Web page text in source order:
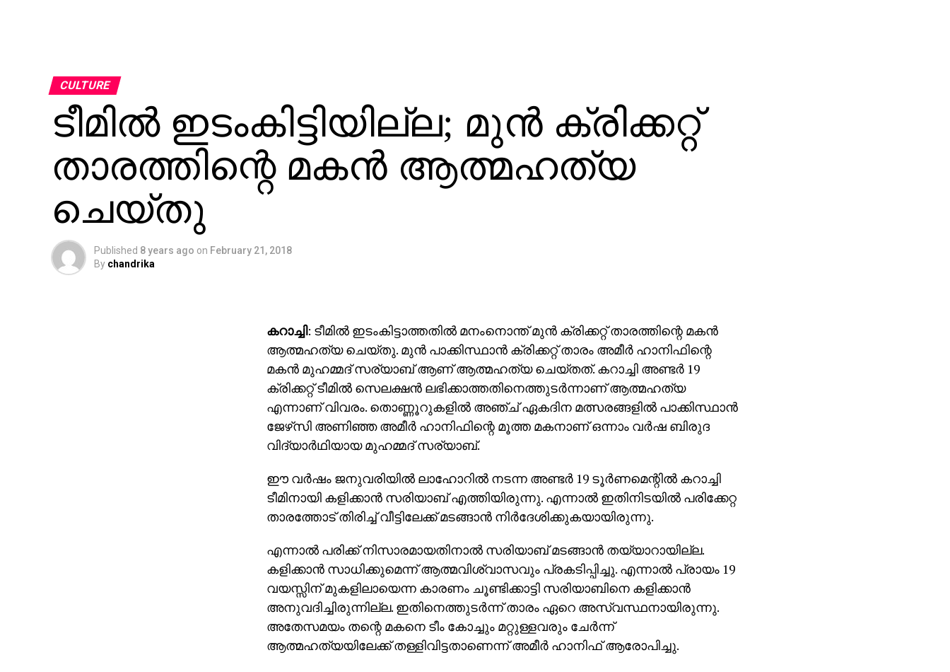
CULTURE
ടീമില്‍ ഇടംകിട്ടിയില്ല; മുന്‍ ക്രിക്കറ്റ്
താരത്തിന്റെ മകന്‍ ആത്മഹത്യ
ചെയ്തു
Published 8 years ago on February 21, 2018
By chandrika
കറാച്ചി: ടീമില്‍ ഇടംകിട്ടാത്തതില്‍ മനംനൊന്ത് മുന്‍ ക്രിക്കറ്റ് താരത്തിന്റെ മകന്‍
ആത്മഹത്യ ചെയ്തു. മുന്‍ പാക്കിസ്ഥാന്‍ ക്രിക്കറ്റ് താരം അമീര്‍ ഹാനിഫിന്റെ
മകന്‍ മുഹമ്മദ് സര്യാബ് ആണ് ആത്മഹത്യ ചെയ്തത്. കറാച്ചി അണ്ടര്‍ 19
ക്രിക്കറ്റ് ടീമില്‍ സെലക്ഷന്‍ ലഭിക്കാത്തതിനെത്തുടര്‍ന്നാണ് ആത്മഹത്യ
എന്നാണ് വിവരം. തൊണ്ണൂറുകളില്‍ അഞ്ച് ഏകദിന മത്സരങ്ങളില്‍ പാക്കിസ്ഥാന്‍
ജേഴ്‌സി അണിഞ്ഞ അമീര്‍ ഹാനിഫിന്റെ മൂത്ത മകനാണ് ഒന്നാം വര്‍ഷ ബിരുദ
വിദ്യാര്‍ഥിയായ മുഹമ്മദ് സര്യാബ്.
ഈ വര്‍ഷം ജനുവരിയില്‍ ലാഹോറില്‍ നടന്ന അണ്ടര്‍ 19 ടൂര്‍ണമെന്റില്‍ കറാച്ചി
ടീമിനായി കളിക്കാന്‍ സരിയാബ് എത്തിയിരുന്നു. എന്നാല്‍ ഇതിനിടയില്‍ പരിക്കേറ്റ
താരത്തോട് തിരിച്ച് വീട്ടിലേക്ക് മടങ്ങാന്‍ നിര്‍ദേശിക്കുകയായിരുന്നു.
എന്നാല്‍ പരിക്ക് നിസാരമായതിനാല്‍ സരിയാബ് മടങ്ങാന്‍ തയ്യാറായില്ല.
കളിക്കാന്‍ സാധിക്കുമെന്ന് ആത്മവിശ്വാസവും പ്രകടിപ്പിച്ചു. എന്നാല്‍ പ്രായം 19
വയസ്സിന് മുകളിലായെന്ന കാരണം ചൂണ്ടിക്കാട്ടി സരിയാബിനെ കളിക്കാന്‍
അനുവദിച്ചിരുന്നില്ല. ഇതിനെത്തുടര്‍ന്ന് താരം ഏറെ അസ്വസ്ഥനായിരുന്നു.
അതേസമയം തന്റെ മകനെ ടീം കോച്ചും മറ്റുള്ളവരും ചേര്‍ന്ന്
ആത്മഹത്യയിലേക്ക് തള്ളിവിട്ടതാണെന്ന് അമീര്‍ ഹാനിഫ് ആരോപിച്ചു.